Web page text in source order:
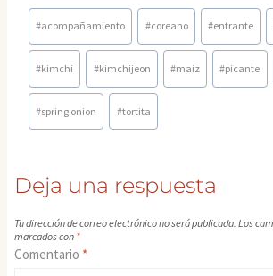
Etiquetas
de
la
entrada:
#acompañamiento #coreano #entrante
#kimchi #kimchijeon #maiz #picante
#spring onion #tortita
Deja una respuesta
Tu dirección de correo electrónico no será publicada. Los
marcados con *
Comentario *